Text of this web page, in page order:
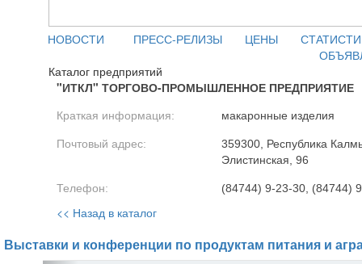
НОВОСТИ ПРЕСС-РЕЛИЗЫ ЦЕНЫ
Каталог предприятий
"ИТКЛ" ТОРГОВО-ПРОМЫШЛЕННОЕ ПРЕДПРИЯТИЕ
Краткая информация: макаронные изделия
Почтовый адрес:
359300, Республика
Элистинская, 96
Телефон: (84744) 9-23-30, (84744)
<< Назад в каталог
Выставки и конференции по продуктам питания и